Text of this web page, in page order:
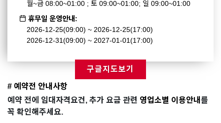
월~금 08:00~01:00 ; 토 09:00~01:00; 일 09:00~01:00
휴무일 운영안내:
2026-12-25(09:00) ~ 2026-12-25(17:00)
2026-12-31(09:00) ~ 2027-01-01(17:00)
구글지도보기
# 예약전 안내사항
예약 전에 임대자격요건, 추가 요금 관련 영업소별 이용안내 를
꼭 확인해주세요.